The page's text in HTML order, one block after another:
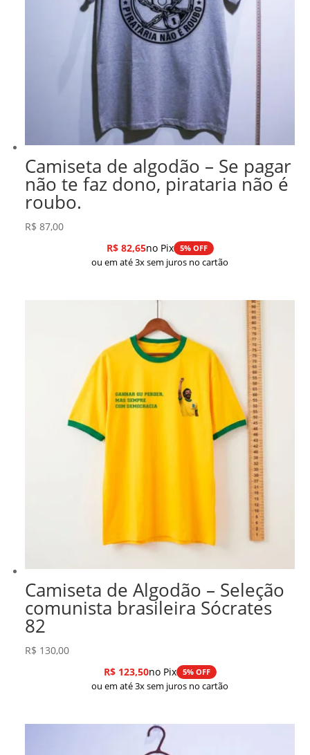
Camiseta de algodão – Se pagar
não te faz dono, pirataria não é
roubo.
R$ 87,00
R$82,65no Pix 5% OFF
ou em até 3x sem juros no cartão
Camiseta de Algodão – Seleção
comunista brasileira Sócrates
82
R$ 130,00
R$123,50no Pix 5% OFF
ou em até 3x sem juros no cartão